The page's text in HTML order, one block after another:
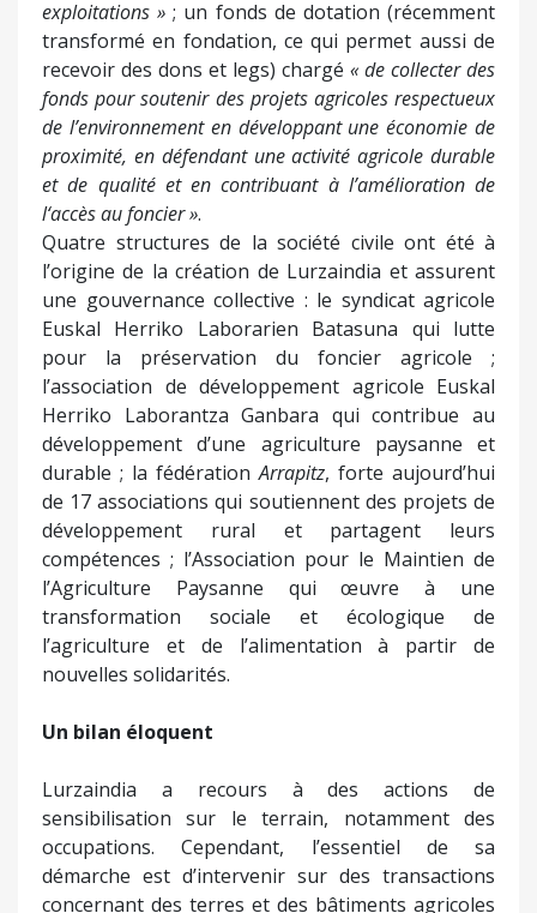
exploitations » ; un fonds de dotation (récemment
transformé en fondation, ce qui permet aussi de
recevoir des dons et legs) chargé « de collecter des
fonds pour soutenir des projets agricoles respectueux
de l’environnement en développant une économie de
proximité, en défendant une activité agricole durable
et de qualité et en contribuant à l’amélioration de
l‘accès au foncier ».
Quatre structures de la société civile ont été à
l’origine de la création de Lurzaindia et assurent
une gouvernance collective : le syndicat agricole
Euskal Herriko Laborarien Batasuna qui lutte
pour la préservation du foncier agricole ;
l’association de développement agricole Euskal
Herriko Laborantza Ganbara qui contribue au
développement d’une agriculture paysanne et
durable ; la fédérationArrapitz, forte aujourd’hui
de 17 associations qui soutiennent des projets de
développement rural et partagent leurs
compétences ; l’Association pour le Maintien de
l’Agriculture Paysanne qui œuvre à une
transformation sociale et écologique de
l’agriculture et de l’alimentation à partir de
nouvelles solidarités.
Un bilan éloquent
Lurzaindia a recours à des actions de
sensibilisation sur le terrain, notamment des
occupations. Cependant, l’essentiel de sa
démarche est d’intervenir sur des transactions
concernant des terres et des bâtiments agricoles